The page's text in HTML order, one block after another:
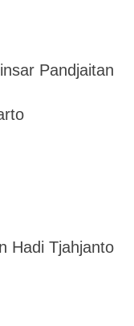
Pandjaitan
Hadi Tjahjanto